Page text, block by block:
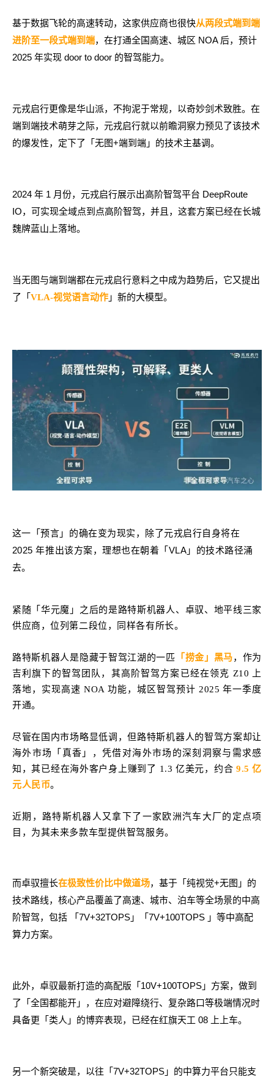
基于数据飞轮的高速转动，这家供应商也很快从两段式端到端
进阶至一段式端到端，在打通全国高速、城区 NOA 后，预计
2025 年实现 door to door 的智驾能力。
元戎启行更像是华山派，不拘泥于常规，以奇妙剑术致胜。在
端到端技术萌芽之际，元戎启行就以前瞻洞察力预见了该技术
的爆发性，定下了「无图+端到端」的技术主基调。
2024 年 1 月份，元戎启行展示出高阶智驾平台 DeepRoute
IO，可实现全域点到点高阶智驾，并且，这套方案已经在长城
魏牌蓝山上落地。
当无图与端到端都在元戎启行意料之中成为趋势后，它又提出
了「 VLA-视觉语言动作」新的大模型。
这一「预言」的确在变为现实，除了元戎启行自身将在
2025 年推出该方案，理想也在朝着「VLA」的技术路径涌
去。
紧随「华元魔」之后的是路特斯机器人、卓驭、地平线三家
供应商，位列第二段位，同样各有所长。
路特斯机器人是隐藏于智驾江湖的一匹 「捞金」黑马，作为
吉利旗下的智驾团队，其高阶智驾方案已经在领克 Z10 上
落地，实现高速 NOA 功能，城区智驾预计 2025 年一季度
开通。
尽管在国内市场略显低调，但路特斯机器人的智驾方案却让
海外市场「真香」，凭借对海外市场的深刻洞察与需求感
知，其已经在海外客户身上赚到了 1.3 亿美元，约合 9.5 亿
元人民币。
近期，路特斯机器人又拿下了一家欧洲汽车大厂的定点项
目，为其未来多款车型提供智驾服务。
而卓驭擅长在极致性价比中做道场，基于「纯视觉+无图」的
技术路线，核心产品覆盖了高速、城市、泊车等全场景的中高
阶智驾，包括 「7V+32TOPS」「7V+100TOPS 」等中高配
算力方案。
此外，卓驭最新打造的高配版「10V+100TOPS」方案，做到
了「全国都能开」，在应对避障绕行、复杂路口等极端情况时
具备更「类人」的博弈表现，已经在红旗天工 08 上上车。
另一个新突破是，以往「7V+32TOPS」的中算力平台只能支